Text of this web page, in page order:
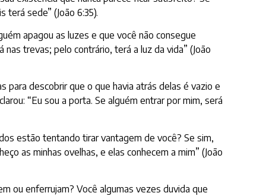
terá sede” (João 6:35).
apagou as luzes e que você não consegue
nas trevas; pelo contrário, terá a luz da vida” (João
descobrir que o que havia atrás delas é vazio e
“Eu sou a porta. Se alguém entrar por mim, será
estão tentando tirar vantagem de você? Se sim,
as minhas ovelhas, e elas conhecem a mim” (João
ou enferrujam? Você algumas vezes duvida que